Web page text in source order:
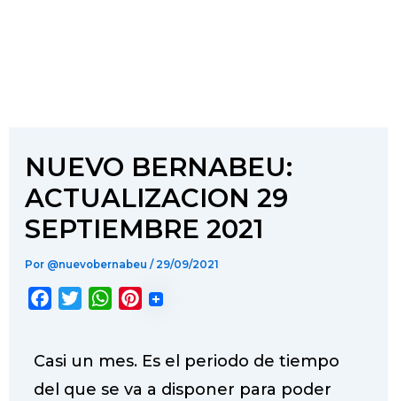
NUEVO BERNABEU:
ACTUALIZACION 29
SEPTIEMBRE 2021
Por @nuevobernabeu / 29/09/2021
e
b
t
t
W
t
s
P
t
e
Casi un mes. Es el periodo de tiempo
del que se va a disponer para poder